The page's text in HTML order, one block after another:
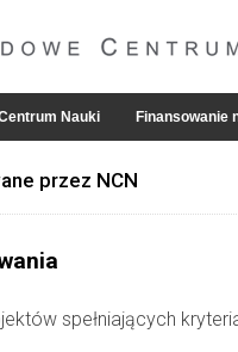
Nauki Finansowanie
przez NCN
spełniających